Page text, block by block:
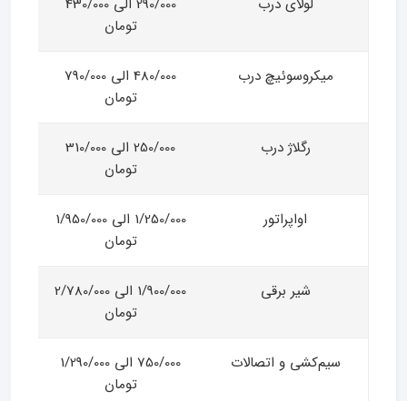
لولای درب
290/000 الی 430/000
تومان
میکروسوئیچ درب
480/000 الی 790/000
تومان
رگلاژ درب
250/000 الی 310/000
تومان
اواپراتور
1/250/000 الی 1/950/000
تومان
شیر برقی
1/900/000 الی 2/780/000
تومان
سیم‌کشی و اتصالات
750/000 الی 1/290/000
تومان